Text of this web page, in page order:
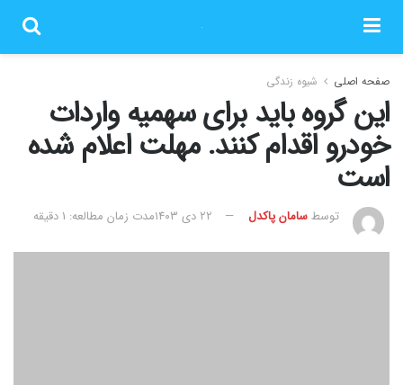
صفحه اصلی شیوه زندگی
این گروه باید برای سهمیه واردات
خودرو اقدام کنند. مهلت اعلام شده
است
توسطسامان پاکدل ۲۲ دی ۱۴۰۳ مدت زمان مطالعه: 1 دقیقه